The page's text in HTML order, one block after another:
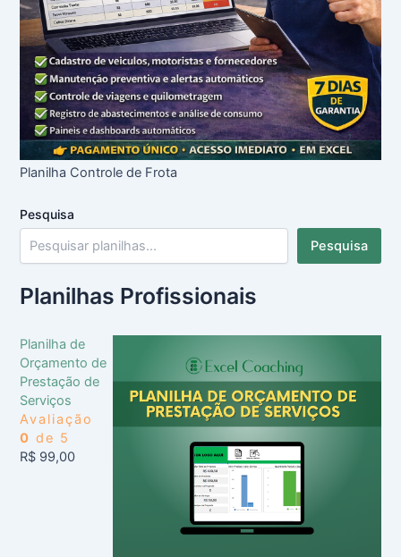
Planilha Controle de Frota
Pesquisa
Pesquisa
Planilhas Profissionais
Planilha de
Orçamento de
Prestação de
Serviços
Avaliação
0 de 5
R$ 99,00